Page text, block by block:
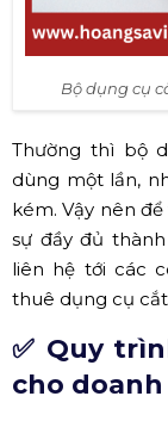
Bộ dụng cụ
Thường thì bộ
dùng một lần,
kém. Vậy nên
sự đầy đủ
liên hệ tới các
thuê dụng cụ
✅ Quy
cho